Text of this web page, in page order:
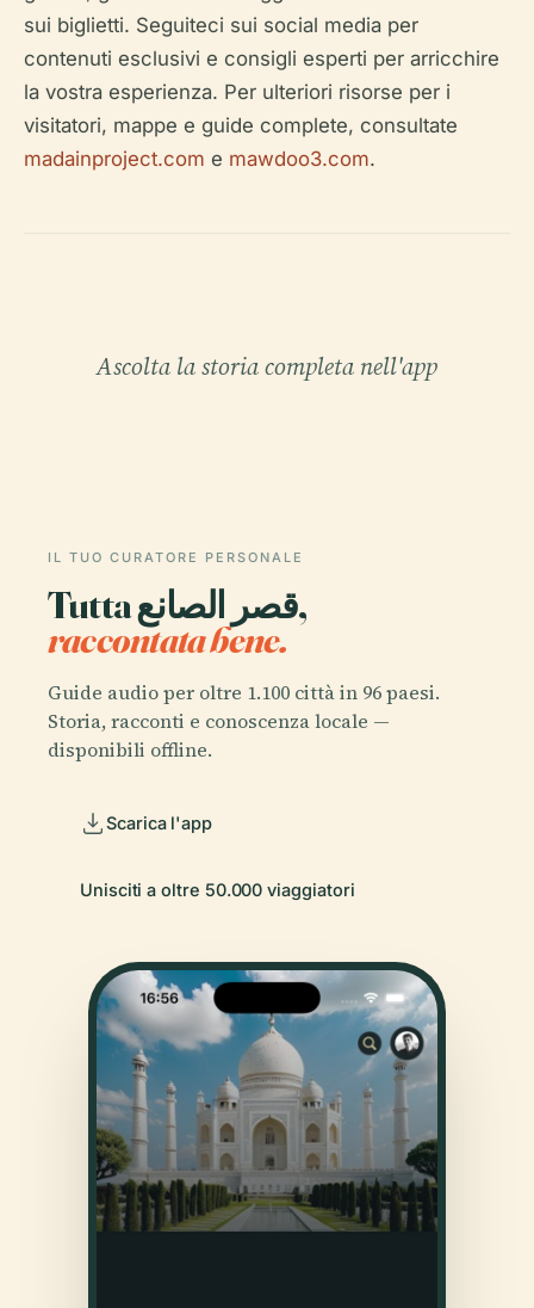
sui biglietti. Seguiteci sui social media per
contenuti esclusivi e consigli esperti per arricchire
la vostra esperienza. Per ulteriori risorse per i
visitatori, mappe e guide complete, consultate
madainproject.com e mawdoo3.com.
Ascolta la storia completa nell'app
IL TUO CURATORE PERSONALE
Tutta قصر الصانع,
raccontata bene.
Guide audio per oltre 1.100 città in 96 paesi.
Storia, racconti e conoscenza locale —
disponibili offline.
Scarica l'app
Unisciti a oltre 50.000 viaggiatori